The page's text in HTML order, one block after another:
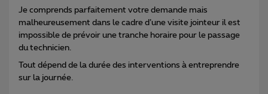
Je comprends parfaitement votre demande mais
malheureusement dans le cadre d’une visite jointeur il est
impossible de prévoir une tranche horaire pour le passage
du technicien.
Tout dépend de la durée des interventions à entreprendre
sur la journée.